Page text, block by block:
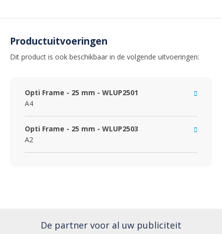
Productuitvoeringen
Dit product is ook beschikbaar in de volgende uitvoeringen:
Opti Frame - 25 mm - WLUP2501
A4
Opti Frame - 25 mm - WLUP2503
A2
De partner voor al uw publiciteit